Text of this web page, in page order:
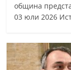
община
03 юли 2026